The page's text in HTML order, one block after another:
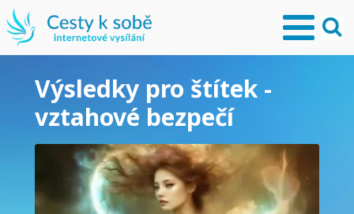
Výsledky pro štítek -
vztahové bezpečí